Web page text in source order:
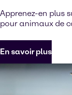
Apprenez-en plus
pour animaux de
En savoir plus